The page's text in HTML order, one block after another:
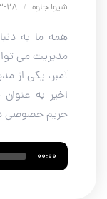
شیوا جلوه /
همه ما به
مدیریت می
آمبر، یکی از
اخیر به
حریم خصوصی
Audio
Player
00:00